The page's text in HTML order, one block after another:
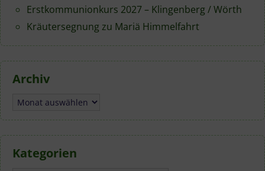
Erstkommunionkurs 2027 – Klingenberg / Wörth
Kräutersegnung zu Mariä Himmelfahrt
Archiv
Archiv
Kategorien